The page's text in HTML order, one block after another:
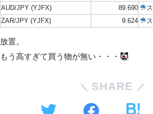
AUD/JPY (YJFX) 89.690
ZAR/JPY (YJFX)
9.624
放置。
もう高すぎて買う物が無い・・・
SHARE